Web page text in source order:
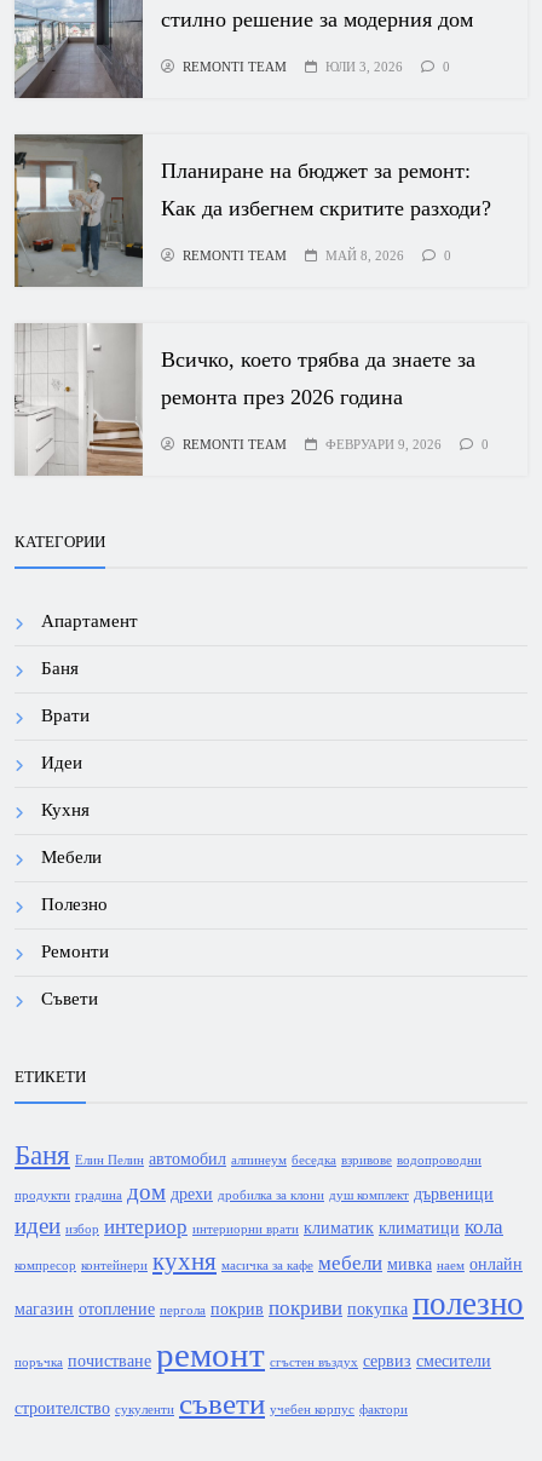
стилно решение за модерния дом
REMONTI TEAM ЮЛИ 3, 2026 0
Планиране на бюджет за ремонт:
Как да избегнем скритите разходи?
REMONTI TEAM МАЙ 8, 2026 0
Всичко, което трябва да знаете за
ремонта през 2026 година
REMONTI TEAM ФЕВРУАРИ 9, 2026 0
КАТЕГОРИИ
Апартамент
Баня
Врати
Идеи
Кухня
Мебели
Полезно
Ремонти
Съвети
ЕТИКЕТИ
Баня Елин Пелин автомобил алпинеум беседка взривове водопроводни
продукти градина дом дрехи дробилка за клони душ комплект дървеници
идеи избор интериор интериорни врати климатик климатици кола
компресор контейнери кухня масичка за кафе мебели мивка наем онлайн
магазин отопление пергола покрив покриви покупка полезно
поръчка почистване ремонт сгъстен въздух сервиз смесители
строителство сукуленти съвети учебен корпус фактори